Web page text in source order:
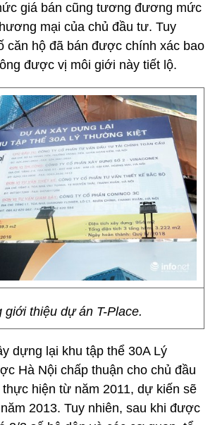
giá bán cũng tương đương mức
mại của chủ đầu tư. Tuy
căn hộ đã bán được chính xác bao
được vị môi giới này tiết lộ.
giới thiệu dự án T-Place.
dựng lại khu tập thể 30A Lý
Hà Nội chấp thuận cho chủ đầu
hiện từ năm 2011, dự kiến sẽ
2013. Tuy nhiên, sau khi được